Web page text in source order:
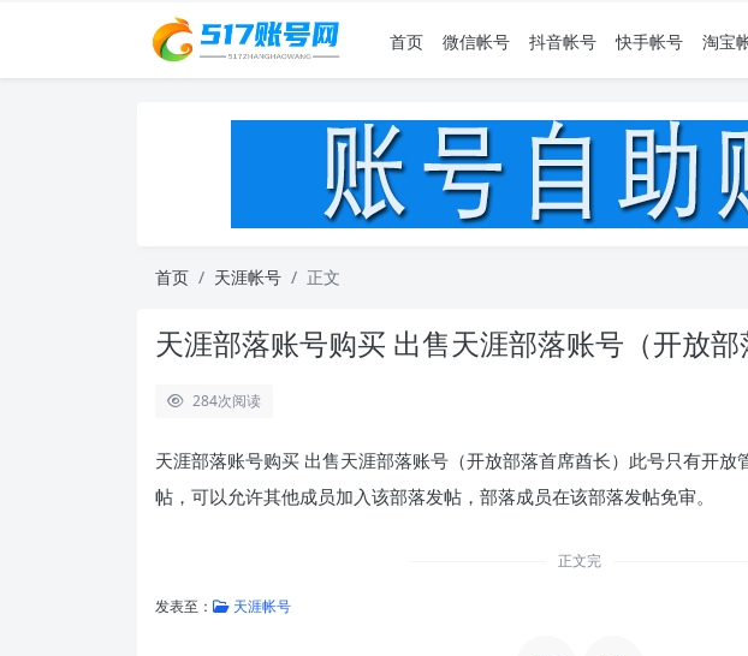
首页 微信帐号 抖音帐号 快手帐号 淘宝
首页 天涯帐号 正文
天涯部落账号购买 出售天涯部落账号（开放部
284次阅读
天涯部落账号购买 出售天涯部落账号（开放部落首席酋长）此号只有开放
帖，可以允许其他成员加入该部落发帖，部落成员在该部落发帖免审。
正文完
发表至： 天涯帐号